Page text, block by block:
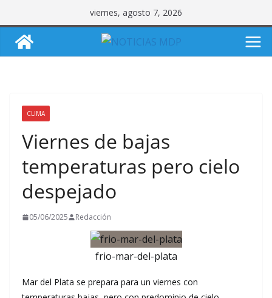
al
contenido
viernes, agosto 7, 2026
CLIMA
Viernes de bajas
temperaturas pero cielo
despejado
05/06/2025 Redacción
frio-mar-del-plata
Mar del Plata se prepara para un viernes con